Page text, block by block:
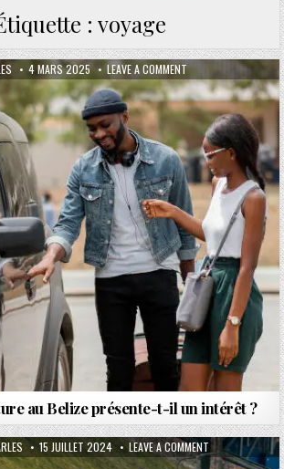
: voyage
PUBLISHED DATE:
4 MARS 2025 LEAVE A COMMENTON LOUER UNE
au Belize présente-t-il un intérêt ?
PUBLISHED DATE:
15 JUILLET 2024 LEAVE A COMMENT ON SÉCURITÉ